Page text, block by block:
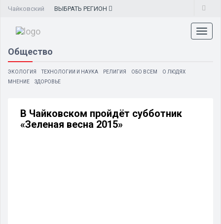
Чайковский ВЫБРАТЬ РЕГИОН
Общество
ЭКОЛОГИЯ ТЕХНОЛОГИИ И НАУКА РЕЛИГИЯ ОБО ВСЕМ
О ЛЮДЯХ
МНЕНИЕ
ЗДОРОВЬЕ
В Чайковском пройдёт субботник
«Зеленая весна 2015»